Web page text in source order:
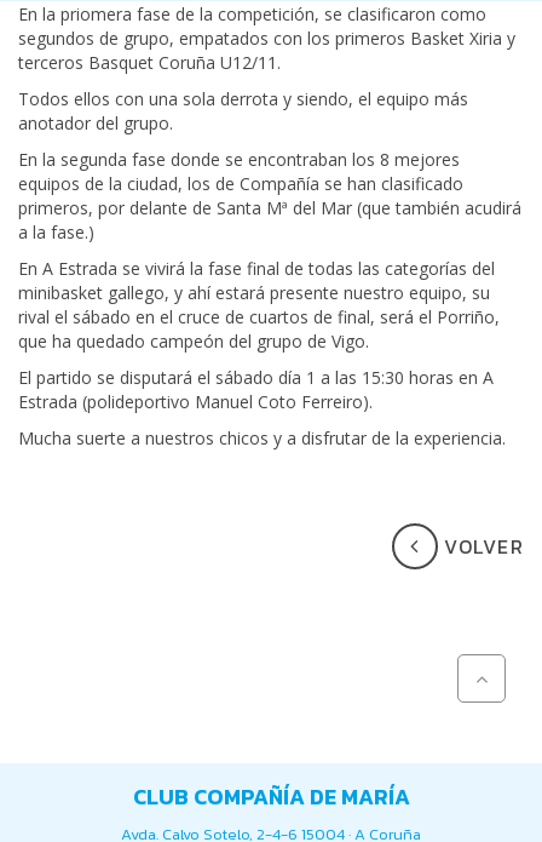
En la priomera fase de la competición, se clasificaron como
segundos de grupo, empatados con los primeros Basket Xiria y
terceros Basquet Coruña U12/11.
Todos ellos con una sola derrota y siendo, el equipo más
anotador del grupo.
En la segunda fase donde se encontraban los 8 mejores
equipos de la ciudad, los de Compañía se han clasificado
primeros, por delante de Santa Mª del Mar (que también acudirá
a la fase.)
En A Estrada se vivirá la fase final de todas las categorías del
minibasket gallego, y ahí estará presente nuestro equipo, su
rival el sábado en el cruce de cuartos de final, será el Porriño,
que ha quedado campeón del grupo de Vigo.
El partido se disputará el sábado día 1 a las 15:30 horas en A
Estrada (polideportivo Manuel Coto Ferreiro).
Mucha suerte a nuestros chicos y a disfrutar de la experiencia.
VOLVER
CLUB COMPAÑÍA DE MARÍA
Avda. Calvo Sotelo, 2-4-6 15004 · A Coruña